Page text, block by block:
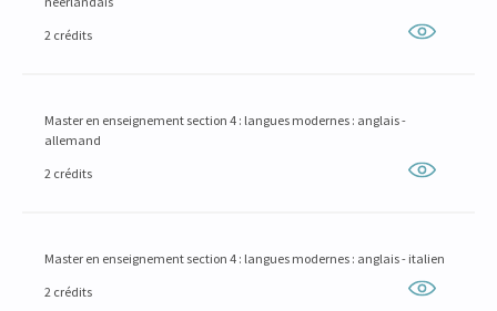
2 crédits
Master en enseignement section 4 : langues modernes : anglais -
allemand
2 crédits
Master en enseignement section 4 : langues modernes : anglais - italien
2 crédits